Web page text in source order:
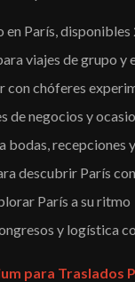
en París,
viajes de grupo y
con chóferes
de negocios y
bodas, recepciones
descubrir París
París a su ritmo
y logística
para Traslados